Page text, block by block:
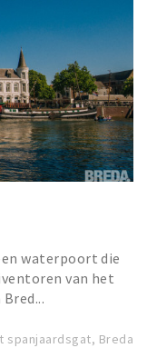
waterpoort die
van het
spanjaardsgat, Breda